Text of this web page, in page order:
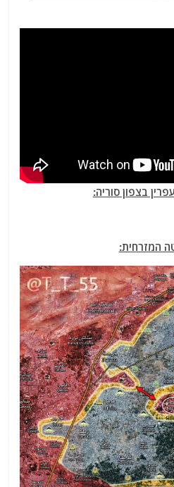
בצפון סוריה:
המזרחית: